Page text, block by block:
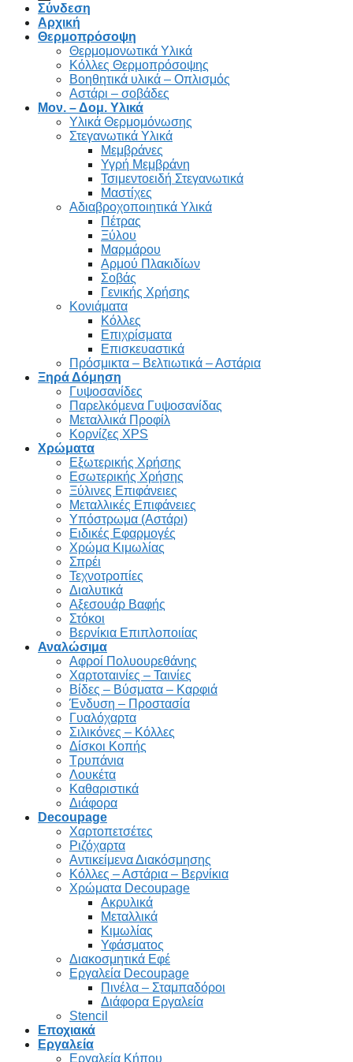
Σύνδεση
Αρχική
Θερμοπρόσοψη
Θερμομονωτικά Υλικά
Κόλλες Θερμοπρόσοψης
Βοηθητικά υλικά – Οπλισμός
Αστάρι – σοβάδες
Μον. – Δομ. Υλικά
Υλικά Θερμομόνωσης
Στεγανωτικά Υλικά
Μεμβράνες
Υγρή Μεμβράνη
Τσιμεντοειδή Στεγανωτικά
Μαστίχες
Αδιαβροχοποιητικά Υλικά
Πέτρας
Ξύλου
Μαρμάρου
Αρμού Πλακιδίων
Σοβάς
Γενικής Χρήσης
Κονιάματα
Κόλλες
Επιχρίσματα
Επισκευαστικά
Πρόσμικτα – Βελτιωτικά – Αστάρια
Ξηρά Δόμηση
Γυψοσανίδες
Παρελκόμενα Γυψοσανίδας
Μεταλλικά Προφίλ
Κορνίζες XPS
Χρώματα
Εξωτερικής Χρήσης
Εσωτερικής Χρήσης
Ξύλινες Επιφάνειες
Μεταλλικές Επιφάνειες
Υπόστρωμα (Αστάρι)
Ειδικές Εφαρμογές
Χρώμα Κιμωλίας
Σπρέι
Τεχνοτροπίες
Διαλυτικά
Αξεσουάρ Βαφής
Στόκοι
Βερνίκια Επιπλοποιίας
Αναλώσιμα
Αφροί Πολυουρεθάνης
Χαρτοταινίες – Ταινίες
Βίδες – Βύσματα – Καρφιά
Ένδυση – Προστασία
Γυαλόχαρτα
Σιλικόνες – Κόλλες
Δίσκοι Κοπής
Τρυπάνια
Λουκέτα
Καθαριστικά
Διάφορα
Decoupage
Χαρτοπετσέτες
Ριζόχαρτα
Αντικείμενα Διακόσμησης
Κόλλες – Αστάρια – Βερνίκια
Χρώματα Decoupage
Ακρυλικά
Μεταλλικά
Κιμωλίας
Υφάσματος
Διακοσμητικά Εφέ
Εργαλεία Decoupage
Πινέλα – Σταμπαδόροι
Διάφορα Εργαλεία
Stencil
Εποχιακά
Εργαλεία
Εργαλεία Κήπου